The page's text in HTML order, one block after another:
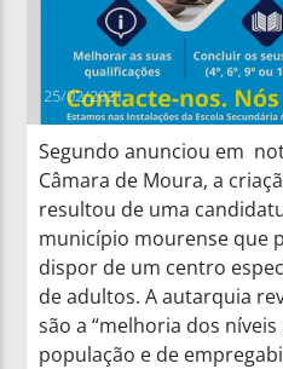
25/02/2021
Segundo anunciou em
Câmara de Moura, a
resultou de uma
município mourense que
dispor de um centro
de adultos. A autarquia
são a “melhoria dos
população e de